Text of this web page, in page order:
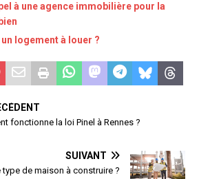
à une agence immobilière pour la
logement à louer ?
fonctionne la loi Pinel à Rennes ?
SUIVANT
de maison à construire ?